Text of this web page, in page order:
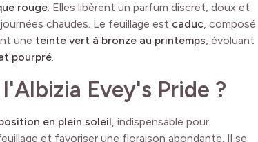
rouge. Elles libèrent un parfum discret, doux et
chaudes. Le feuillage est caduc, composé
une teinte vert à bronze au printemps, évoluant
pourpré.
Evey's Pride ?
en plein soleil, indispensable pour
et favoriser une floraison abondante. Il se